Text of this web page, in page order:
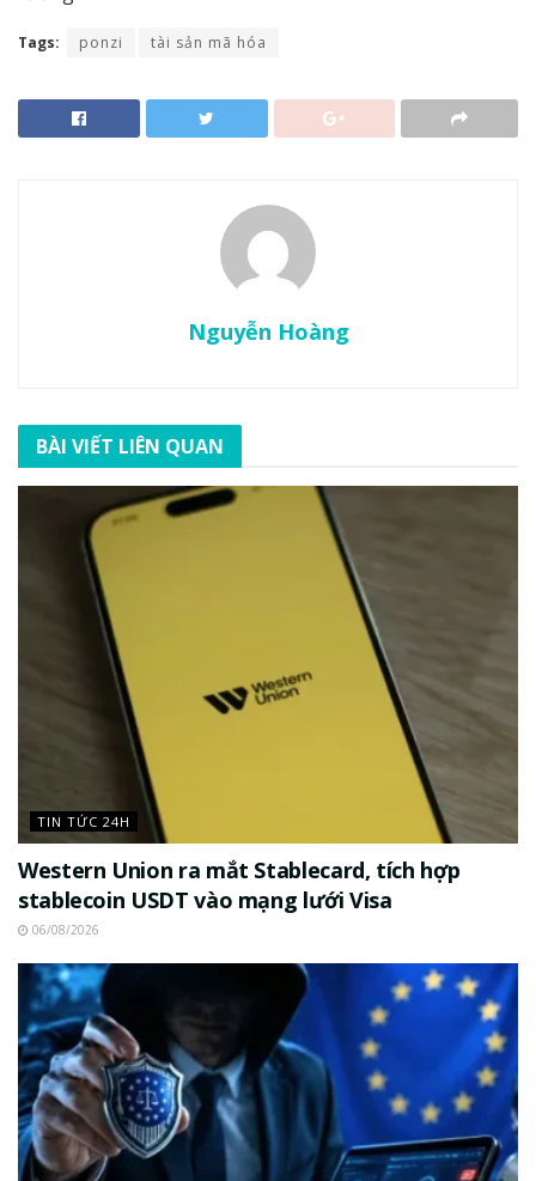
Tags: ponzi tài sản mã hóa
Nguyễn Hoàng
BÀI VIẾT LIÊN QUAN
TIN TỨC 24H
Western Union ra mắt Stablecard, tích hợp
stablecoin USDT vào mạng lưới Visa
06/08/2026